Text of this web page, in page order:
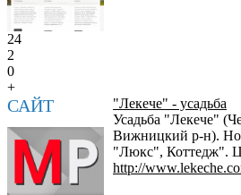
24
2
0
+
САЙТ
"Лекече" - усадьба
Усадьба "Лекече"
Вижницкий р-н).
"Люкс", Коттедж".
http://